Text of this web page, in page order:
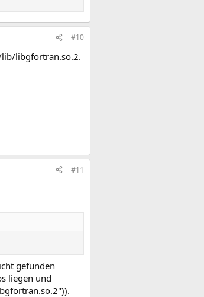
#10
libgfortran.so.2.
#11
gefunden
liegen und